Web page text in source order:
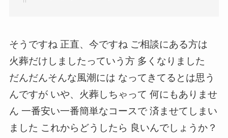
そうですね 正直、今ですね ご相談にある方は
火葬だけしましたっていう方 多くなりました
だんだんそんな風潮には なってきてるとは思う
んですが いや、火葬しちゃって 何にもありませ
ん 一番安い一番簡単なコースで 済ませてしまい
ました これからどうしたら 良いんでしょうか？